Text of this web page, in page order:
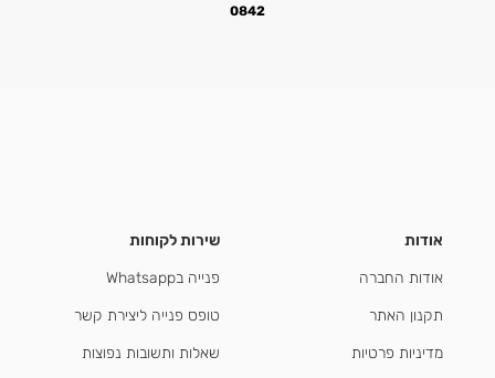
0842
אודות
אודות החברה
תקנון האתר
מדיניות פרטיות
שירות לקוחות
פנייה בWhatsapp
טופס פנייה ליצירת קשר
שאלות ותשובות נפוצות